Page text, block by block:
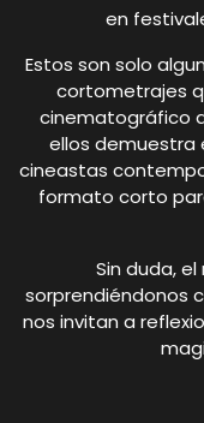
en
Estos son solo
cortometrajes
cinematográfico
ellos demuestra
cineastas
formato corto
Sin duda,
sorprendiéndonos
nos invitan a